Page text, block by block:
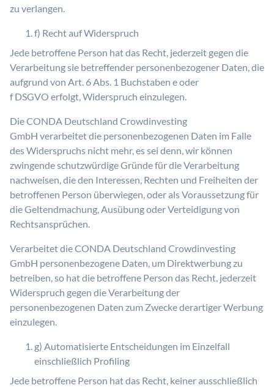
zu verlangen.
f) Recht auf Widerspruch
Jede betroffene Person hat das Recht, jederzeit gegen die
Verarbeitung sie betreffender personenbezogener Daten, die
aufgrund von Art. 6 Abs. 1 Buchstaben e oder
f DSGVO erfolgt, Widerspruch einzulegen.
Die CONDA Deutschland Crowdinvesting
GmbH verarbeitet die personenbezogenen Daten im Falle
des Widerspruchs nicht mehr, es sei denn, wir können
zwingende schutzwürdige Gründe für die Verarbeitung
nachweisen, die den Interessen, Rechten und Freiheiten der
betroffenen Person überwiegen, oder als Voraussetzung für
die Geltendmachung, Ausübung oder Verteidigung von
Rechtsansprüchen.
Verarbeitet die CONDA Deutschland Crowdinvesting
GmbH personenbezogene Daten, um Direktwerbung zu
betreiben, so hat die betroffene Person das Recht, jederzeit
Widerspruch gegen die Verarbeitung der
personenbezogenen Daten zum Zwecke derartiger Werbung
einzulegen.
g) Automatisierte Entscheidungen im Einzelfall
einschließlich Profiling
Jede betroffene Person hat das Recht, keiner ausschließlich